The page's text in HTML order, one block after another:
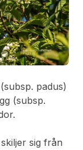
padus)
(subsp.
sig från